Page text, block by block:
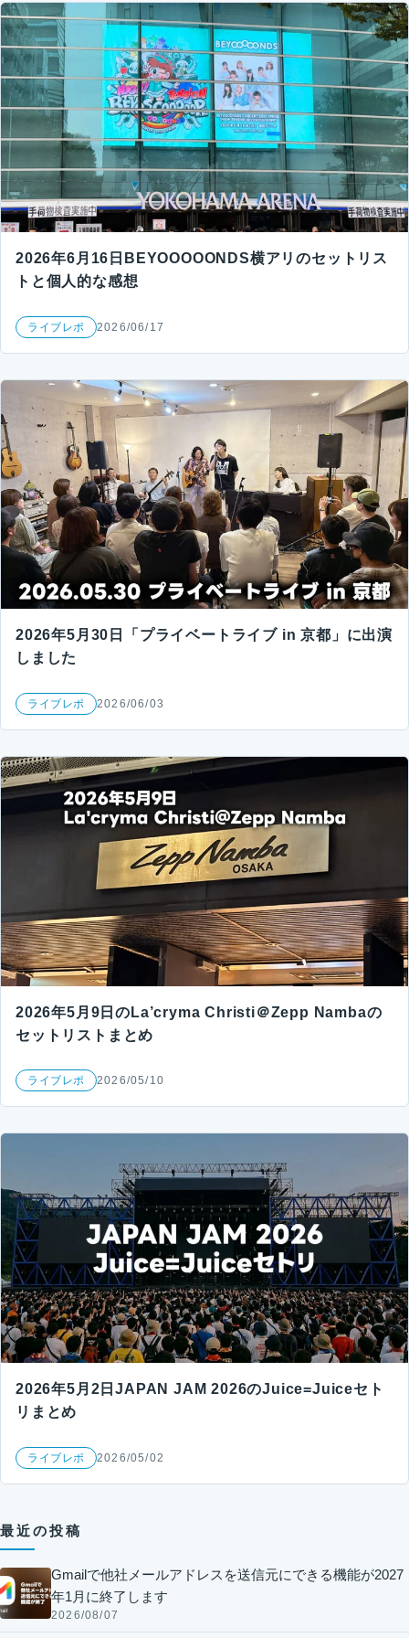
2026年6月16日BEYOOOOONDS横アリのセットリス
トと個人的な感想
ライブレポ 2026/06/17
2026年5月30日「プライベートライブ in 京都」に出演
しました
ライブレポ 2026/06/03
2026年5月9日のLa’cryma Christi＠Zepp Nambaの
セットリストまとめ
ライブレポ 2026/05/10
2026年5月2日JAPAN JAM 2026のJuice=Juiceセト
リまとめ
ライブレポ 2026/05/02
最近の投稿
Gmailで他社メールアドレスを送信元にできる機能が2027
年1月に終了します
2026/08/07